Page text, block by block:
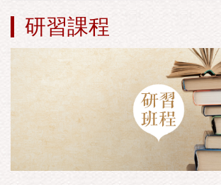
研習課程